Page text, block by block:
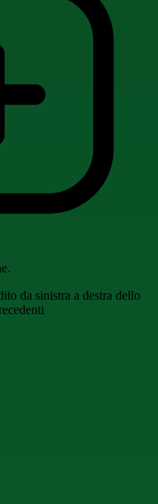
da sinistra a destra dello